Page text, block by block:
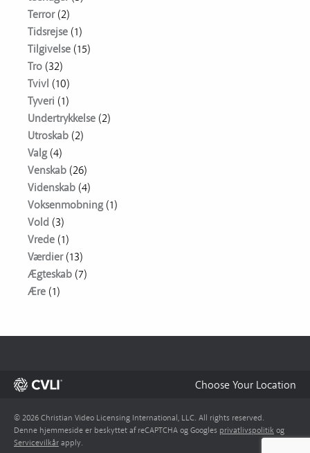
Terror(2)
Tidsrejse (1)
Tilgivelse (15)
Tro (32)
Tvivl (10)
Tyveri (1)
Undertrykkelse (2)
Utroskab (2)
Valg(4)
Venskab (26)
Videnskab (4)
Voksenmobning(1)
Vold (3)
Vrede (1)
Værdier(13)
Ægteskab (7)
Ære (1)
Choose Your Location
© 2026 Christian Video Licensing International, LLC. All rights reserved.
Denne hjemmeside er beskyttet af reCAPTCHA og Googles privatlivspolitik og
Servicevilkår apply.